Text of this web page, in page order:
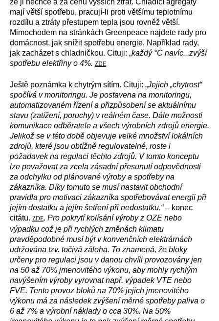
že ji nechce a za cenu vyšších ztrát. Chladící agregáty
mají větší spotřebu, pracují-li proti většímu teplotnímu
rozdílu a ztráty přestupem tepla jsou rovněž větší.
Mimochodem na stránkách Greenpeace najdete rady pro
domácnost, jak snížit spotřebu energie. Například rady,
jak zacházet s chladničkou. Cituji: „každý °C navíc...zvýší
spotřebu elektřiny o 4%. ZDE
Ještě poznámka k chytrým sítím. Cituji: „Jejich „chytrost“
spočívá v monitoringu. Je postavena na monitoringu,
automatizovaném řízení a přizpůsobení se aktuálnímu
stavu (zatížení, poruchy) v reálném čase. Dále možnosti
komunikace odběratele a všech výrobních zdrojů energie.
Jelikož se v této době objevuje velké množství lokálních
zdrojů, které jsou obtížně regulovatelné, roste i
požadavek na regulaci těchto zdrojů. V tomto konceptu
lze považovat za zcela zásadní přesunutí odpovědnosti
za odchylku od plánované výroby a spotřeby na
zákazníka. Díky tomuto se musí nastavit obchodní
pravidla pro motivaci zákazníka spotřebovávat energii při
jejím dostatku a jejím šetření při nedostatku.“– konec
citátu. ZDE. Pro pokrytí kolísání výroby z OZE nebo
výpadku což je při rychlých změnách klimatu
pravděpodobné musí být v konvenčních elektrárnách
udržována tzv. točivá záloha. To znamená, že bloky
určeny pro regulaci jsou v danou chvíli provozovány jen
na 50 až 70% jmenovitého výkonu, aby mohly rychlým
navýšením výroby vyrovnat např. výpadek VTE nebo
FVE. Tento provoz bloků na 70% jejich jmenovitého
výkonu má za následek zvýšení měrné spotřeby paliva o
6 až 7% a výrobní náklady o cca 30%. Na 50%